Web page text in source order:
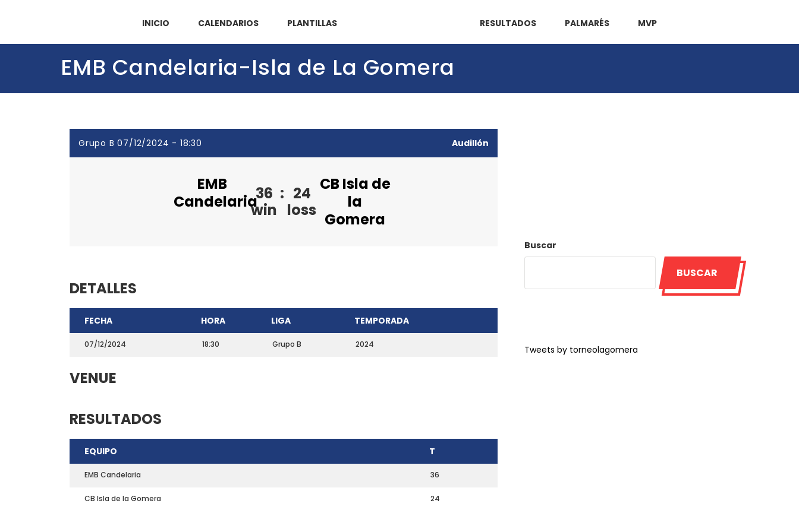
INICIO CALENDARIOS PLANTILLAS RESULTADOS PALMARÉS MVP
EMB Candelaria-Isla de La Gomera
Grupo B 07/12/2024 - 18:30 Audillón
EMB
Candelaria36
win
: 24
loss
CB Isla de
la
Gomera
DETALLES
FECHA HORA LIGA TEMPORADA
07/12/2024 18:30 Grupo B 2024
VENUE
RESULTADOS
EQUIPO T
EMB Candelaria 36
CB Isla de la Gomera 24
Buscar
BUSCAR
Tweets by torneolagomera
Teléfono: 661703772
Email:direccion@marchadeportiva.com
San Sebastián de La Gomera